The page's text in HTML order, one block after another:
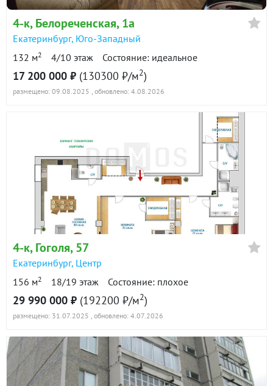
4-к, Белореченская, 1а
Екатеринбург, Юго-Западный
132 м2 4/10 этаж Состояние: идеальное
17 200 000 ₽ (130300 ₽/м2)
размещено: 09.08.2025 , обновлено: 4.08.2026
4-к, Гоголя, 57
Екатеринбург, Центр
156 м2 18/19 этаж Состояние: плохое
29 990 000 ₽ (192200 ₽/м2)
размещено: 31.07.2025 , обновлено: 4.07.2026